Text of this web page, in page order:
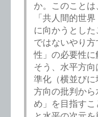
か。このこと
「共人間的世
に向かうとし
ではないやり
性」の必要性
そう、水平方
準化（横並び
方向の批判か
め」を目指す